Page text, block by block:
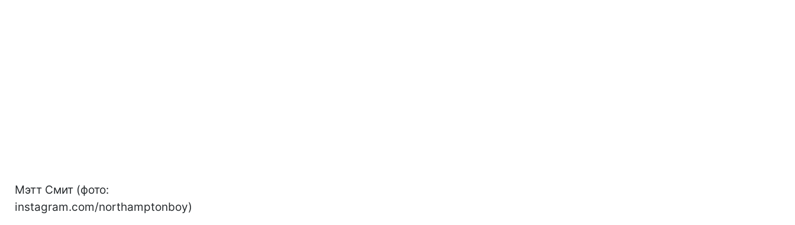
Мэтт Смит (фото:
instagram.com/northamptonboy)